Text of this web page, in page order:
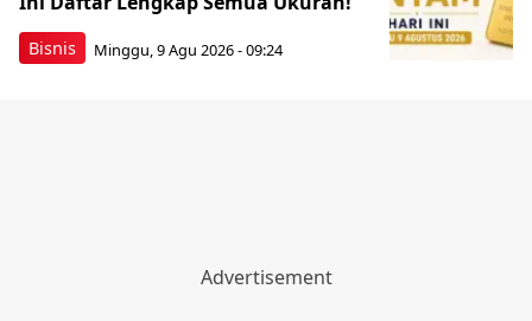
Bisnis Minggu, 9 Agu 2026 - 09:24